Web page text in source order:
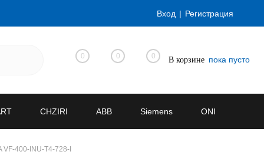
Вход Регистрация
0 0 0 В корзине пока пусто
CHZIRI ABB Siemens ONI
VF-400-INU-T4-728-I